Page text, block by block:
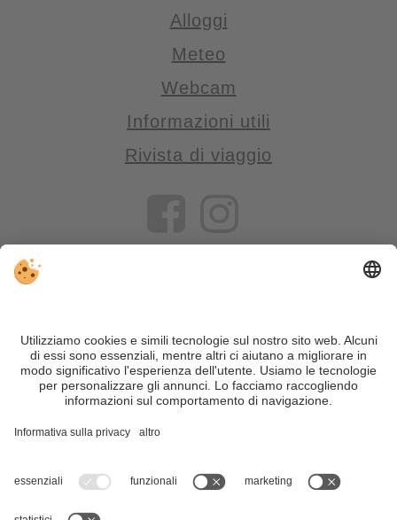
Alloggi
Meteo
Webcam
Informazioni utili
Rivista di viaggio
VIVOSüdtirol è il portale di viaggio per chi desidera vivere il
Trentino Alto Adige davvero – con consigli autentici, alloggi e
offerte su misura.
Nonostante il lavoro accurato e il costante aggiornamento dei
motivi di sicurezza, si prega di verificare chiedendo